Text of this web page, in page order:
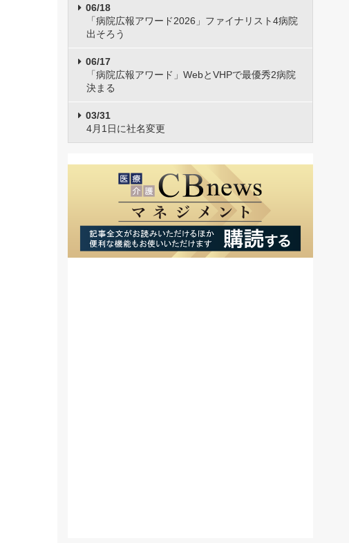
06/18
「病院広報アワード2026」ファイナリスト4病院
出そろう
06/17
「病院広報アワード」WebとVHPで最優秀2病院
決まる
03/31
4月1日に社名変更